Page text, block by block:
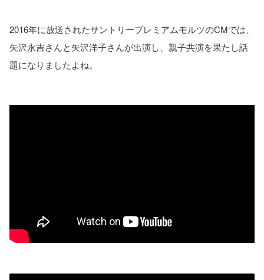
2016年に放送されたサントリープレミアムモルツのCMでは、
矢沢永吉さんと矢沢洋子さんが出演し、親子共演を果たし話
題になりましたよね。